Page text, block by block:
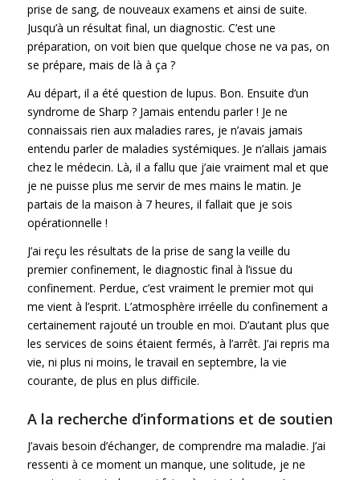
prise de sang, de nouveaux examens et ainsi de suite.
Jusqu’à un résultat final, un diagnostic. C’est une
préparation, on voit bien que quelque chose ne va pas, on
se prépare, mais de là à ça ?
Au départ, il a été question de lupus. Bon. Ensuite d’un
syndrome de Sharp ? Jamais entendu parler ! Je ne
connaissais rien aux maladies rares, je n’avais jamais
entendu parler de maladies systémiques. Je n’allais jamais
chez le médecin. Là, il a fallu que j’aie vraiment mal et que
je ne puisse plus me servir de mes mains le matin. Je
partais de la maison à 7 heures, il fallait que je sois
opérationnelle !
J’ai reçu les résultats de la prise de sang la veille du
premier confinement, le diagnostic final à l’issue du
confinement. Perdue, c’est vraiment le premier mot qui
me vient à l’esprit. L’atmosphère irréelle du confinement a
certainement rajouté un trouble en moi. D’autant plus que
les services de soins étaient fermés, à l’arrêt. J’ai repris ma
vie, ni plus ni moins, le travail en septembre, la vie
courante, de plus en plus difficile.
A la recherche d’informations et de soutien
J’avais besoin d’échanger, de comprendre ma maladie. J’ai
ressenti à ce moment un manque, une solitude, je ne